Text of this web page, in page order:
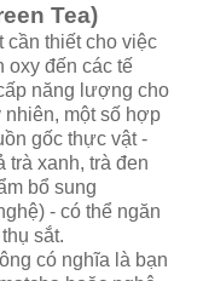
Tea)
cần thiết cho việc
oxy đến các tế
năng lượng cho
nhiên, một số hợp
gốc thực vật -
trà xanh, trà đen
bổ sung
- có thể ngăn
sắt.
có nghĩa là bạn